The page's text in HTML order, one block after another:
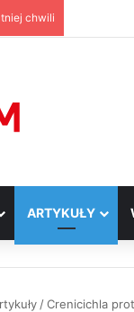
chwili
ARTYKUŁY
/Crenicichla